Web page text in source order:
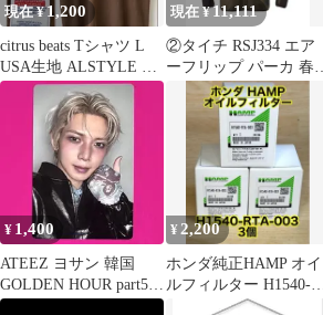
現在 ¥ 1,200
citrus beats Tシャツ L
USA生地 ALSTYLE ブ
ラウン
現在 ¥11,111
②タイチ RSJ334 エア
ーフリップ パーカ 春夏
クシタニ コミネ アライ
¥ 1,400
ATEEZ ヨサン 韓国
GOLDEN HOUR part5
Zver. トレカ
¥ 2,200
ホンダ純正HAMP オイ
ルフィルター H1540-
RTA-003、3個新品